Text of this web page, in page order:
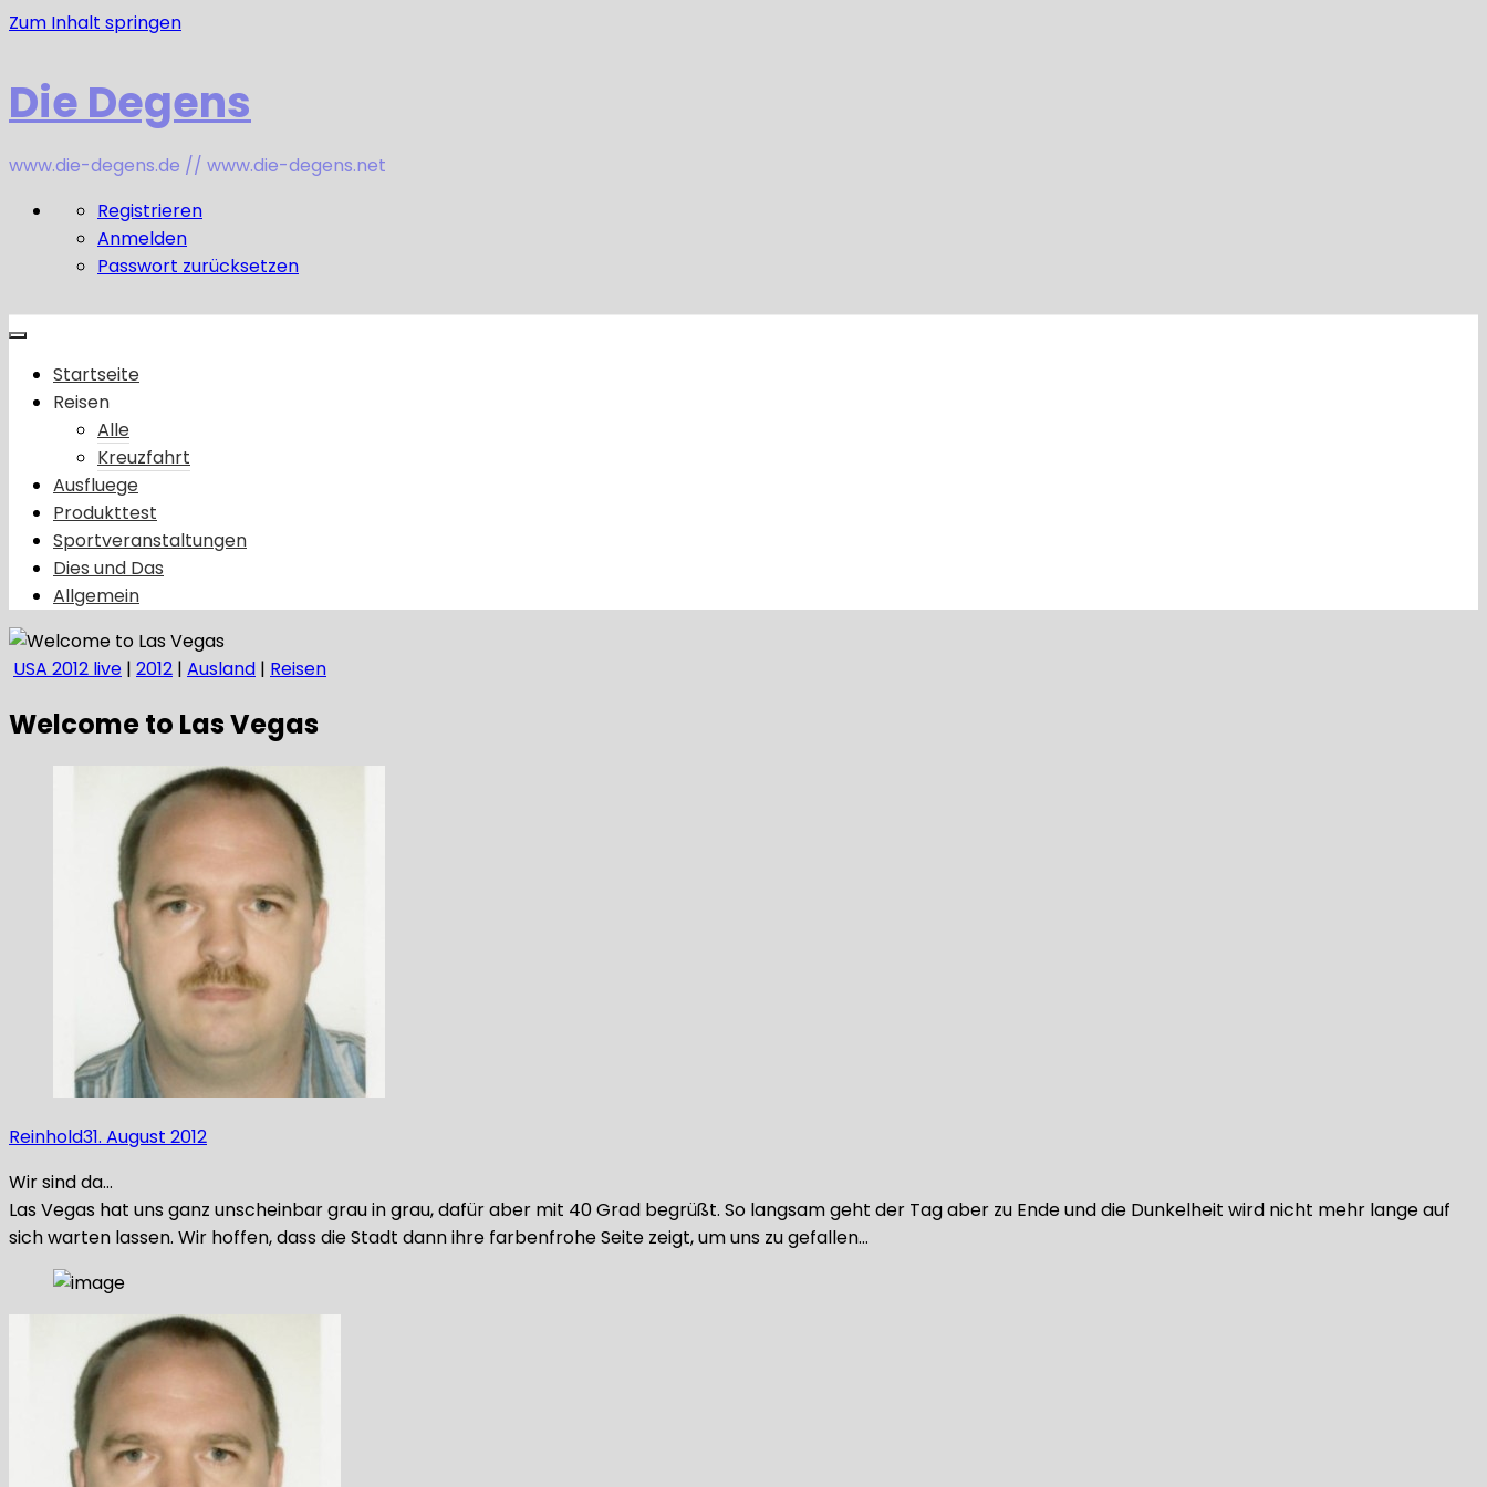
Zum Inhalt springen
Die Degens
www.die-degens.de // www.die-degens.net
Registrieren
Anmelden
Passwort zurücksetzen
Startseite
Reisen
Alle
Kreuzfahrt
Ausfluege
Produkttest
Sportveranstaltungen
Dies und Das
Allgemein
USA 2012 live | 2012 | Ausland | Reisen
Welcome to Las Vegas
Reinhold31. August 2012
Wir sind da…
Las Vegas hat uns ganz unscheinbar grau in grau, dafür aber mit 40 Grad begrüßt. So langsam geht der Tag aber zu Ende und die Dunkelheit wird nicht mehr lange auf
sich warten lassen. Wir hoffen, dass die Stadt dann ihre farbenfrohe Seite zeigt, um uns zu gefallen…